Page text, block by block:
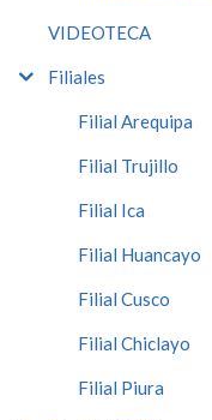
VIDEOTECA
Filiales
Filial Arequipa
Filial Trujillo
Filial Ica
Filial Huancayo
Filial Cusco
Filial Chiclayo
Filial Piura